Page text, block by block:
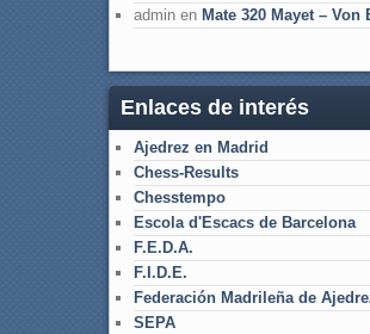
adminen Mate 320 Mayet – Von
Enlaces de interés
Ajedrez en Madrid
Chess-Results
Chesstempo
Escola d'Escacs de Barcelona
F.E.D.A.
F.I.D.E.
Federación Madrileña de
SEPA